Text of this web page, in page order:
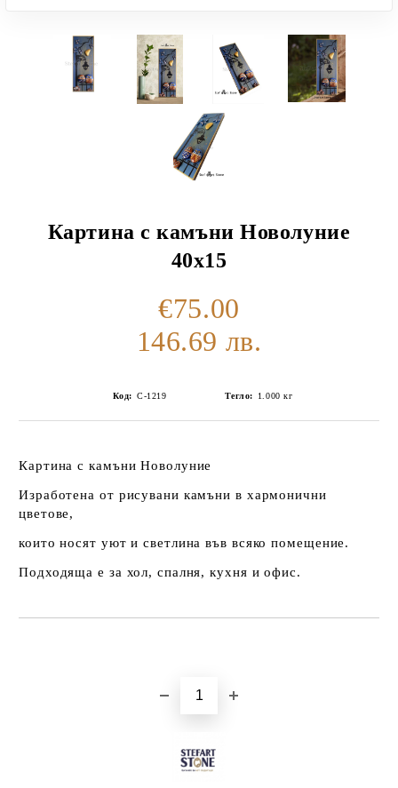
Картина с камъни Новолуние
40х15
€75.00
146.69 лв.
Код: C-1219 Тегло: 1.000 кг
Картина с камъни Новолуние
Изработена от рисувани камъни в хармонични
цветове,
които носят уют и светлина във всяко помещение.
Подходяща е за хол, спалня, кухня и офис.